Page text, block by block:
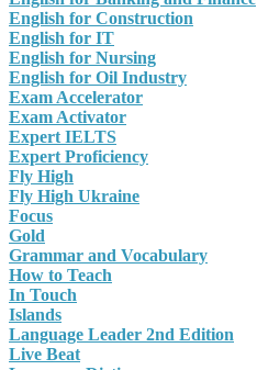
English for Construction
English for IT
English for Nursing
English for Oil Industry
Exam Accelerator
Exam Activator
Expert IELTS
Expert Proficiency
Fly High
Fly High Ukraine
Focus
Gold
Grammar and Vocabulary
How to Teach
In Touch
Islands
Language Leader 2nd Edition
Live Beat